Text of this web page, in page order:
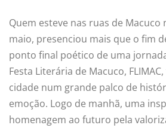
Quem esteve nas ruas de Macuco
maio, presenciou mais que o fim
ponto final poético de uma
Festa Literária de Macuco,
cidade num grande palco de
emoção. Logo de manhã, uma
homenagem ao futuro pela